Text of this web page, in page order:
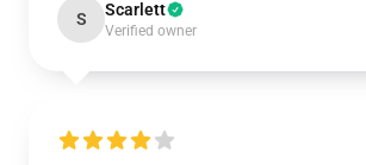
S Scarlett
Verified owner